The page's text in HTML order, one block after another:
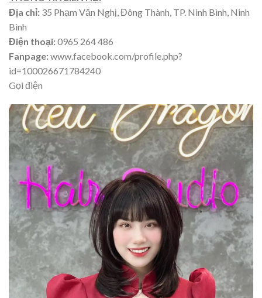
Địa chỉ: 35 Phạm Văn Nghị, Đông Thành, TP. Ninh Bình, Ninh
Bình
Điện thoại:0965 264 486
Fanpage:www.facebook.com/profile.php?
id=100026671784240
Gọi điện